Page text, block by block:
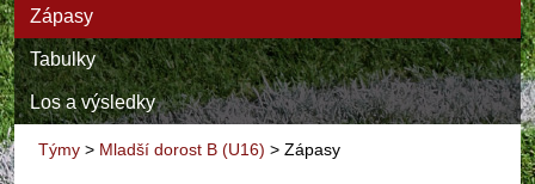
Zápasy
Tabulky
Los a výsledky
Týmy > Mladší dorost B (U16) > Zápasy